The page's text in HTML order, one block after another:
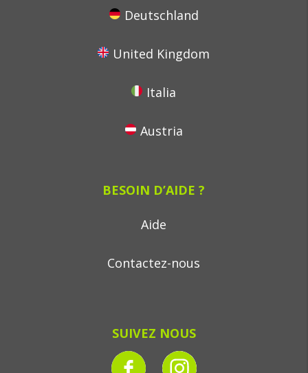
Deutschland
United Kingdom
Italia
Austria
BESOIN D’AIDE ?
Aide
Contactez-nous
SUIVEZ NOUS